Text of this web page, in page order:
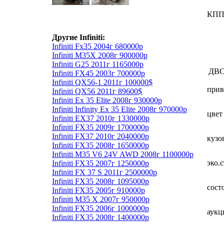
Другие Infiniti:
Infiniti Fx35 2004г 680000р
Infiniti M35X 2008г 900000р
Infiniti G25 2011г 1165000р
Infiniti FX45 2003г 700000р
Infiniti QX56-1 2011г 100000$
Infiniti QX56 2011г 89600$
Infiniti Ex 35 Elite 2008г 930000р
Infiniti Infinity Ex 35 Elite 2008г 970000р
Infiniti EX37 2010г 1330000р
Infiniti FX35 2009г 1700000р
Infiniti FX37 2010г 2040000р
Infiniti FX35 2008г 1650000р
Infiniti M35 V6 24V AWD 2008г 1100000р
Infiniti FX35 2007г 1250000р
Infiniti FX 37 S 2011г 2500000р
Infiniti FX35 2008г 1095000р
Infiniti FX35 2005г 910000р
Infiniti М35 X 2007г 950000р
Infiniti FX35 2006г 1000000р
Infiniti FX35 2008г 1400000р
КПП
цвет